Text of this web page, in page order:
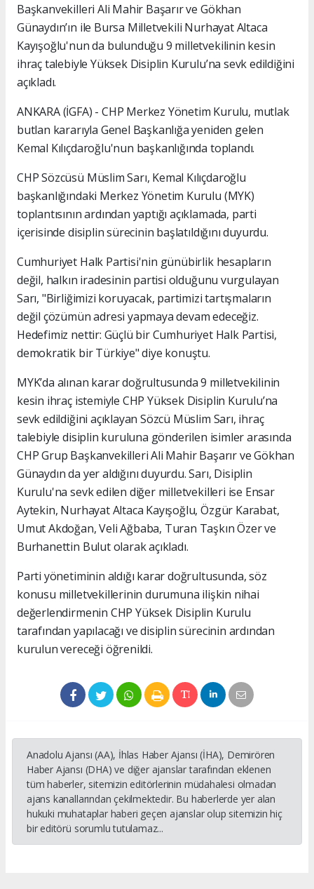
Başkanvekilleri Ali Mahir Başarır ve Gökhan
Günaydın’ın ile Bursa Milletvekili Nurhayat Altaca
Kayışoğlu'nun da bulunduğu 9 milletvekilinin kesin
ihraç talebiyle Yüksek Disiplin Kurulu’na sevk edildiğini
açıkladı.
ANKARA (İGFA) - CHP Merkez Yönetim Kurulu, mutlak
butlan kararıyla Genel Başkanlığa yeniden gelen
Kemal Kılıçdaroğlu'nun başkanlığında toplandı.
CHP Sözcüsü Müslim Sarı, Kemal Kılıçdaroğlu
başkanlığındaki Merkez Yönetim Kurulu (MYK)
toplantısının ardından yaptığı açıklamada, parti
içerisinde disiplin sürecinin başlatıldığını duyurdu.
Cumhuriyet Halk Partisi'nin günübirlik hesapların
değil, halkın iradesinin partisi olduğunu vurgulayan
Sarı, "Birliğimizi koruyacak, partimizi tartışmaların
değil çözümün adresi yapmaya devam edeceğiz.
Hedefimiz nettir: Güçlü bir Cumhuriyet Halk Partisi,
demokratik bir Türkiye" diye konuştu.
MYK’da alınan karar doğrultusunda 9 milletvekilinin
kesin ihraç istemiyle CHP Yüksek Disiplin Kurulu’na
sevk edildiğini açıklayan Sözcü Müslim Sarı, ihraç
talebiyle disiplin kuruluna gönderilen isimler arasında
CHP Grup Başkanvekilleri Ali Mahir Başarır ve Gökhan
Günaydın da yer aldığını duyurdu. Sarı, Disiplin
Kurulu'na sevk edilen diğer milletvekilleri ise Ensar
Aytekin, Nurhayat Altaca Kayışoğlu, Özgür Karabat,
Umut Akdoğan, Veli Ağbaba, Turan Taşkın Özer ve
Burhanettin Bulut olarak açıkladı.
Parti yönetiminin aldığı karar doğrultusunda, söz
konusu milletvekillerinin durumuna ilişkin nihai
değerlendirmenin CHP Yüksek Disiplin Kurulu
tarafından yapılacağı ve disiplin sürecinin ardından
kurulun vereceği öğrenildi.
Anadolu Ajansı (AA), İhlas Haber Ajansı (İHA), Demirören
Haber Ajansı (DHA) ve diğer ajanslar tarafından eklenen
tüm haberler, sitemizin editörlerinin müdahalesi olmadan
ajans kanallarından çekilmektedir. Bu haberlerde yer alan
hukuki muhataplar haberi geçen ajanslar olup sitemizin hiç
bir editörü sorumlu tutulamaz...